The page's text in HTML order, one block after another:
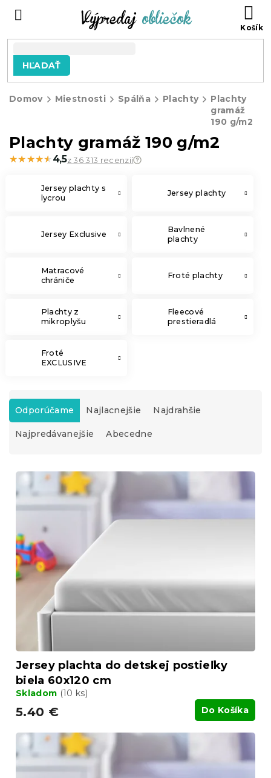
HĽADAŤ
Domov Miestnosti Spálňa Plachty
Plachty
gramáž
190 g/m2
Plachty gramáž 190 g/m2
★★★★★
★★★★★ 4,5z 36 313 recenzií
Jersey plachty s
lycrou
Jersey plachty
Jersey Exclusive
Bavlnené
plachty
Matracové
chrániče
Froté plachty
Plachty z
mikroplyšu
Fleecové
prestieradlá
Froté
EXCLUSIVE
R
a
d
e
e
p
u
k
o
Odporúčame Najlacnejšie Najdrahšie
Najpredávanejšie Abecedne
V
p
p
o
d
Jersey plachta do detskej postieľky
biela 60x120 cm
Skladom (10 ks)
5.40 € Do Košíka